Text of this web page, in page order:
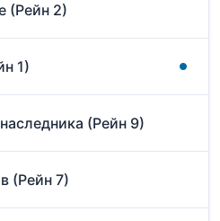
(Рейн 2)
1)
(Рейн 9)
(Рейн 7)